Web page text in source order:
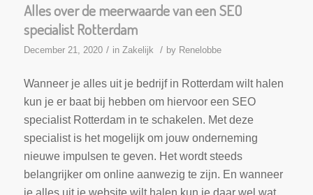
Alles over de meerwaarde van een SEO
specialist Rotterdam
December 21, 2020 / in Zakelijk / by Renelobbe
Wanneer je alles uit je bedrijf in Rotterdam wilt halen
kun je er baat bij hebben om hiervoor een SEO
specialist Rotterdam in te schakelen. Met deze
specialist is het mogelijk om jouw onderneming
nieuwe impulsen te geven. Het wordt steeds
belangrijker om online aanwezig te zijn. En wanneer
je alles uit je website wilt halen kun je daar wel wat